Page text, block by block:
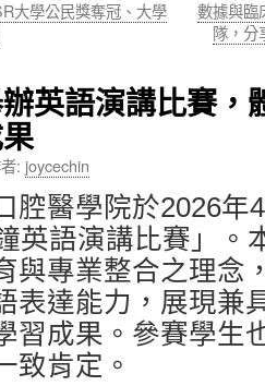
大學公民獎奪冠、大學
數據與臨
隊，分
英語演講比賽，
: joycechin
腔醫學院於2026年
英語演講比賽」。
與專業整合之理念
表達能力，展現兼
習成果。參賽學生
致肯定。